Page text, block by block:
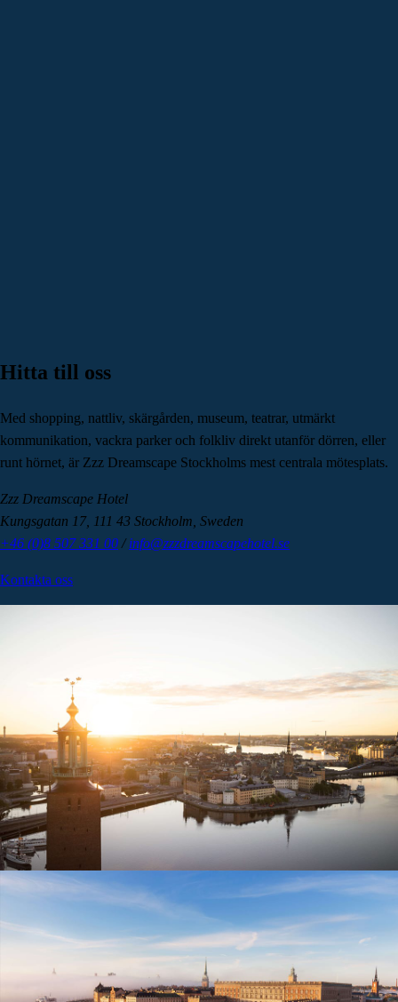
Hitta till oss
Med shopping, nattliv, skärgården, museum, teatrar, utmärkt
kommunikation, vackra parker och folkliv direkt utanför dörren, eller
runt hörnet, är Zzz Dreamscape Stockholms mest centrala mötesplats.
Zzz Dreamscape Hotel
Kungsgatan 17, 111 43 Stockholm, Sweden
+46 (0)8 507 331 00 /info@zzzdreamscapehotel.se
Kontakta oss